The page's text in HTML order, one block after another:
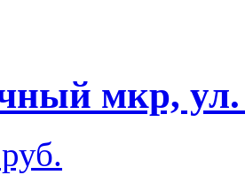
мкр, ул.